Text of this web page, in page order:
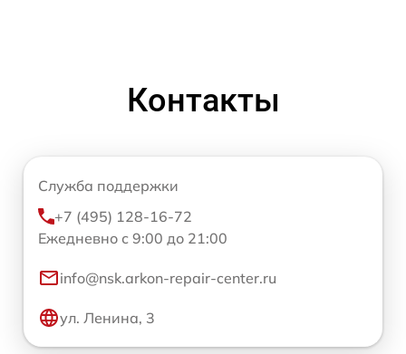
Контакты
Служба поддержки
+7 (495) 128-16-72
Ежедневно с 9:00 до 21:00
info@nsk.arkon-repair-center.ru
ул. Ленина, 3